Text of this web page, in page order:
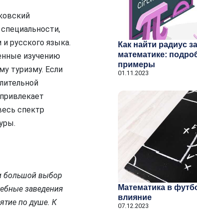
русского языка.
изучению
туризму. Если
спектр
большой выбор
заведения
по душе. К
Как найти радиус
математике:
примеры
01.11.2023
Математика в
влияние
07.12.2023